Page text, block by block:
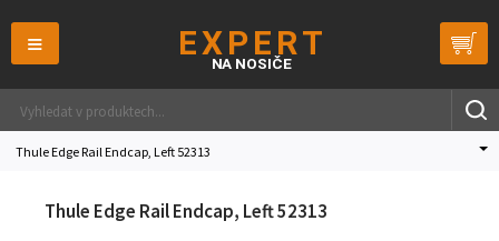
≡
Thule Edge Rail Endcap, Left 52313
Thule Edge Rail Endcap, Left 52313